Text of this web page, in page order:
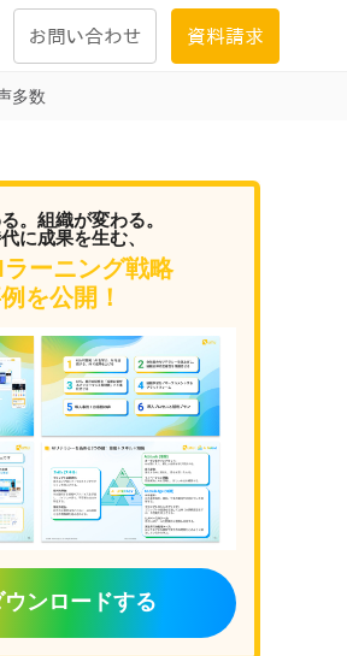
受ける
インタラクション
ログラム
お問い合わせ 資料請求
多数
。組織が変わる。
に成果を生む、
ーニング戦略
を公開！
ンロードする